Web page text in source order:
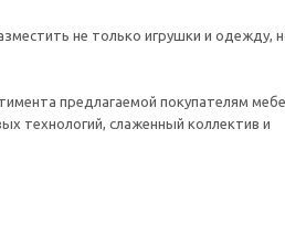
не только игрушки и одежду,
предлагаемой покупателям
технологий, слаженный коллектив и